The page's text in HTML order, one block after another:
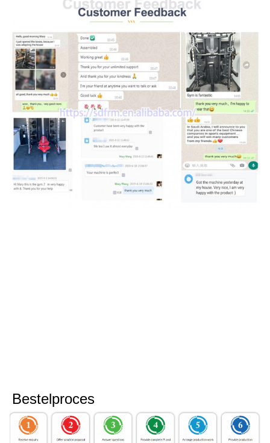
Bestelproces